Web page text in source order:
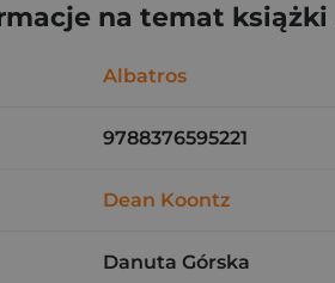
na temat książki
Albatros
9788376595221
Dean Koontz
Danuta Górska